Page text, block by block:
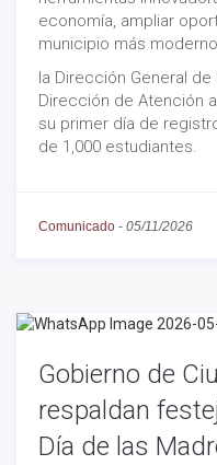
economía, ampliar
municipio más
la Dirección General
Dirección de Atención
su primer día de
de 1,000 estudiantes.
Comunicado - 05/11/2026
Gobierno de
respaldan
Día de las